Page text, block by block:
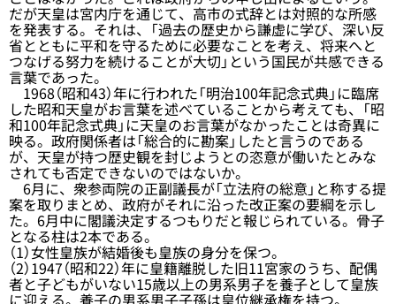
だが天皇は宮内庁を通じて、高市の式辞とは対照的な所感
を発表する。それは、「過去の歴史から謙虚に学び、深い反
省とともに平和を守るために必要なことを考え、将来へと
つなげる努力を続けることが大切」という国民が共感できる
言葉であった。
1968（昭和43）年に行われた「明治100年記念式典」に臨席
した昭和天皇がお言葉を述べていることから考えても、「昭
和100年記念式典」に天皇のお言葉がなかったことは奇異に
映る。政府関係者は「総合的に勘案」したと言うのである
が、天皇が持つ歴史観を封じようとの恣意が働いたとみな
されても否定できないのではないか。
6月に、衆参両院の正副議長が「立法府の総意」と称する提
案を取りまとめ、政府がそれに沿った改正案の要綱を示し
た。6月中に閣議決定するつもりだと報じられている。骨子
となる柱は2本である。
（1）女性皇族が結婚後も皇族の身分を保つ。
（2）1947（昭和22）年に皇籍離脱した旧11宮家のうち、配偶
者と子どもがいない15歳以上の男系男子を養子として皇族
に迎える。養子の男系男子子孫は皇位継承権を持つ。